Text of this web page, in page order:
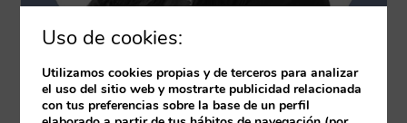
Uso de cookies:
Utilizamos cookies propias y de terceros para analizar
el uso del sitio web y mostrarte publicidad relacionada
con tus preferencias sobre la base de un perfil